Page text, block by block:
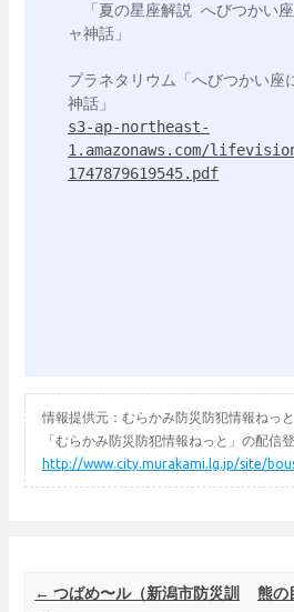
「夏の星座解説 へびつかい
ャ神話」
プラネタリウム「へびつかい座
s3-ap-northeast-
1.amazonaws.com/
1747879619545.pdf
情報提供元：むらかみ防災防犯情報ねっと
「むらかみ防災防犯情報ねっと」の配信
http://www.city.murakami.lg.jp/site/
Post navigation
← つばめ〜ル（新潟市防災訓
熊の